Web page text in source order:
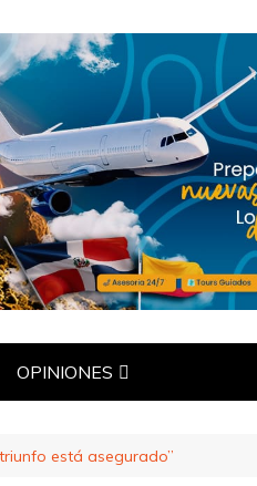
OPINIONES
está asegurado”